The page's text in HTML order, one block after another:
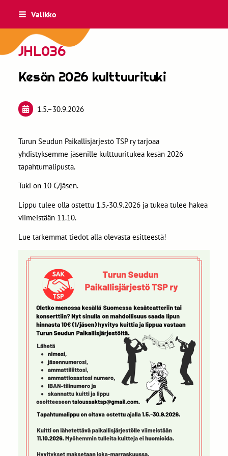
Siirry
sisältöön
Valikko
JHL036
Kesän 2026 kulttuurituki
1.5.–30.9.2026
Turun Seudun Paikallisjärjestö TSP ry tarjoaa
yhdistyksemme jäsenille kulttuuritukea kesän 2026
tapahtumalipusta.
Tuki on 10 €/jäsen.
Lippu tulee olla ostettu 1.5.-30.9.2026 ja tukea tulee hakea
viimeistään 11.10.
Lue tarkemmat tiedot alla olevasta esitteestä!